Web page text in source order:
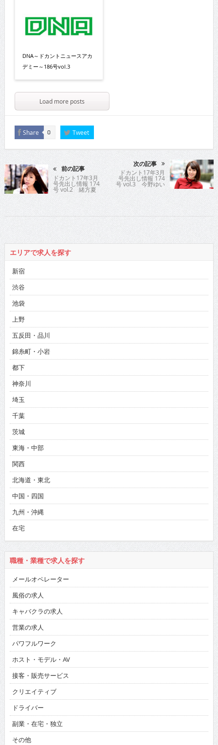
DNA～ドカントニュースアカ
デミー～186号vol.3
Load more posts
Share 0 Tweet
前の記事
ドカント17年3月
号先出し情報 174
号 vol.2 緒方夏
生
次の記事
ドカント17年3月
号先出し情報 174
号 vol.3 今野ゆい
エリアで求人を探す
新宿
渋谷
池袋
上野
五反田・品川
錦糸町・小岩
都下
神奈川
埼玉
千葉
茨城
東海・中部
関西
北海道・東北
中国・四国
九州・沖縄
在宅
職種・業種で求人を探す
メールオペレーター
風俗の求人
キャバクラの求人
営業の求人
パワフルワーク
ホスト・モデル・AV
接客・販売サービス
クリエイティブ
ドライバー
副業・在宅・独立
その他